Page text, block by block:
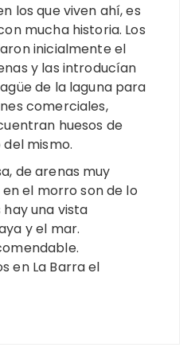
los que viven ahí, es
mucha historia. Los
inicialmente el
y las introducían
de la laguna para
comerciales,
huesos de
mismo.
de arenas muy
el morro son de lo
una vista
y el mar.
en La Barra el